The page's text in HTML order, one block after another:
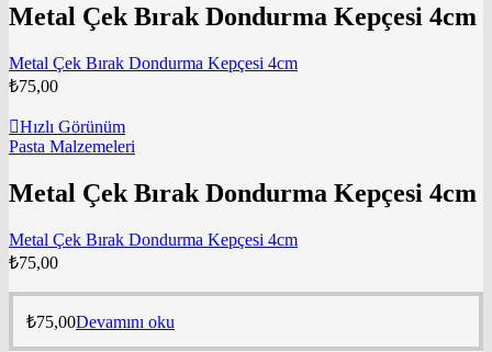
Metal Çek Bırak Dondurma Kepçesi 4cm
Metal Çek Bırak Dondurma Kepçesi 4cm
₺75,00
Hızlı Görünüm
Pasta Malzemeleri
Metal Çek Bırak Dondurma Kepçesi 4cm
Metal Çek Bırak Dondurma Kepçesi 4cm
₺75,00
₺75,00Devamını oku